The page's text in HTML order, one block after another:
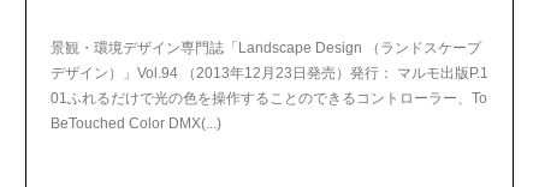
景観・環境デザイン専門誌「Landscape Design （ランドスケープ
デザイン）」Vol.94 （2013年12月23日発売）発行： マルモ出版P.1
01ふれるだけで光の色を操作することのできるコントローラー、To
BeTouched Color DMX(...)